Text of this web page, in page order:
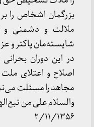
بزرگمان اشخاص را
ملالت و دشمنی و
شایسته‌مان پاکتر و
در این دوران
اصلاح و اعتلای
مجاهد را مسئلت
والسلام علی من
۲/۱۱/۱۳۵۶